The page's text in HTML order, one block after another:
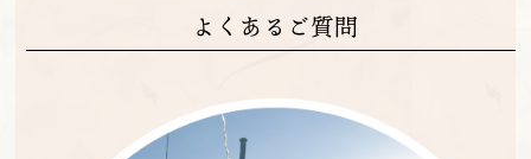
よくあるご質問